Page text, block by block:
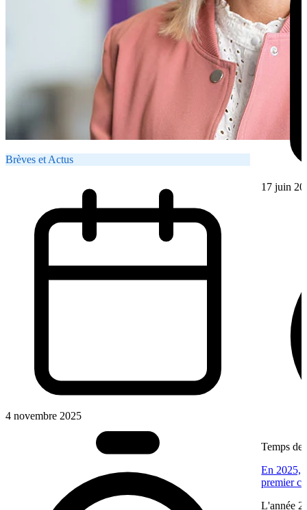
Brèves et Actus
4 novembre 2025
17 juin
Temps de
En 2025,
premier
L'année